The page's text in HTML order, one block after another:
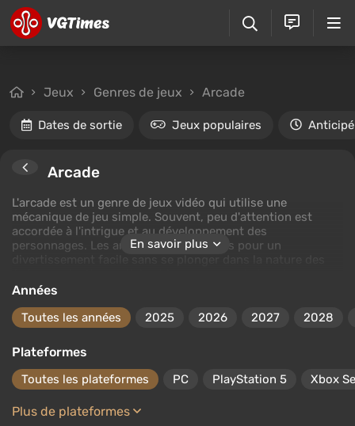
Jeux Genres de jeux Arcade
Dates de sortie Jeux populaires Anticipé
Arcade
L'arcade est un genre de jeux vidéo qui utilise une
mécanique de jeu simple. Souvent, peu d'attention est
accordée à l'intrigue et au développement des
personnages. Les arcades sont conçues pour un
simplicité. Les arcades peuvent inclure des jeux de
il n'y a pas de physique réaliste, des armes sont souvent
utilisées, et encore plus souvent, des bonus peuvent être
ramassés sur les pistes, tandis que le contrôle se résume à
trois boutons : à gauche, à droite et accélération. De la
même manière, le processus de jeu est simplifié dans
d'autres genres d'arcade.
En savoir plus
Années
Toutes les années 2025 2026 2027 2028
Plateformes
Toutes les plateformes PC PlayStation 5 Xbox
Plus de plateformes